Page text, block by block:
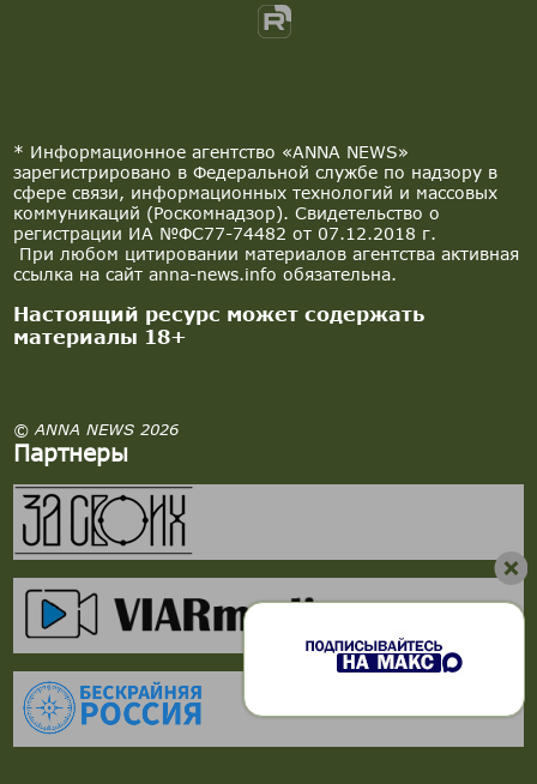
* Информационное агентство «ANNA NEWS»
зарегистрировано в Федеральной службе по надзору в
сфере связи, информационных технологий и массовых
коммуникаций (Роскомнадзор). Свидетельство о
регистрации ИА №ФС77-74482 от 07.12.2018 г.
При любом цитировании материалов агентства активная
ссылка на сайт anna-news.info обязательна.
Настоящий ресурс может содержать
материалы 18+
© ANNA NEWS 2026
Партнеры